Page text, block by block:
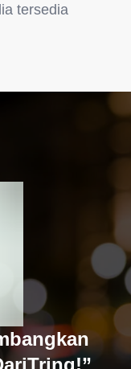
tersedia